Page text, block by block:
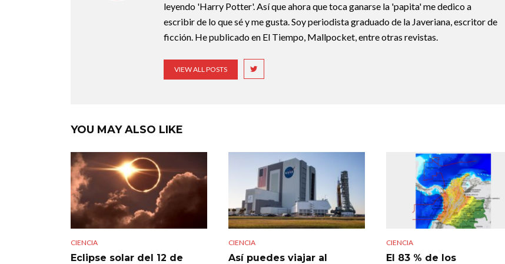
leyendo 'Harry Potter'. Así que ahora que toca ganarse la 'papita' me dedico a
escribir de lo que sé y me gusta. Soy periodista graduado de la Javeriana, escritor de
ficción. He publicado en El Tiempo, Mallpocket, entre otras revistas.
VIEW ALL POSTS
YOU MAY ALSO LIKE
CIENCIA
Eclipse solar del 12 de
CIENCIA
Así puedes viajar al
CIENCIA
El 83 % de los